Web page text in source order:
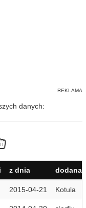
danych:
z dnia dodana
2015-04-21 Kotula